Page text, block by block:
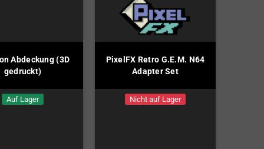
Abdeckung (3D
gedruckt)
Auf Lager
PixelFX Retro G.E.M. N64
Adapter Set
Nicht auf Lager